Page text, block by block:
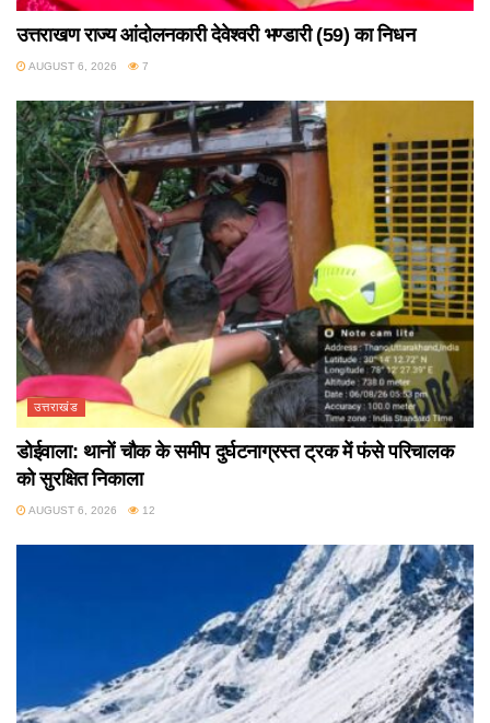
उत्तराखण राज्य आंदोलनकारी देवेश्वरी भण्डारी (59) का निधन
AUGUST 6, 2026 7
उत्तराखंड
डोईवाला: थानों चौक के समीप दुर्घटनाग्रस्त ट्रक में फंसे परिचालक
को सुरक्षित निकाला
AUGUST 6, 2026 12